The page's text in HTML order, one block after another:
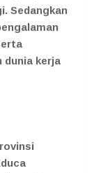
Sedangkan
dunia kerja